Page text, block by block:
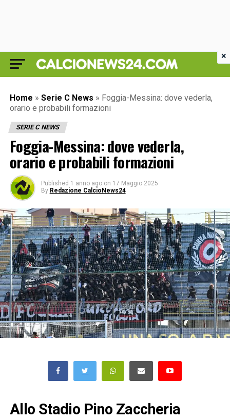
Home » Serie C News » Foggia-Messina: dove vederla,
orario e probabili formazioni
SERIE C NEWS
Foggia-Messina: dove vederla,
orario e probabili formazioni
Published 1 anno ago on 17 Maggio 2025
By Redazione CalcioNews24
Allo Stadio Pino Zaccheria
×